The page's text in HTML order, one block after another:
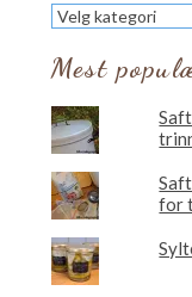
Hva
vil
du
lese
Mest
for